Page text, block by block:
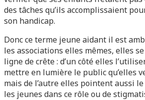
des tâches qu’ils accomplissaient
son handicap.
Donc ce terme jeune aidant il est
les associations elles mêmes, elles
ligne de crête : d’un côté elles
mettre en lumière le public qu’elles
mais de l’autre elles pointent aussi
les jeunes dans ce rôle ou de